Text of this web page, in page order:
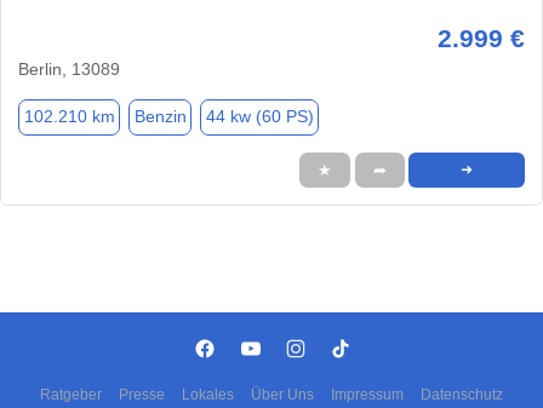
2.999 €
Berlin, 13089
102.210 km Benzin 44 kw (60 PS)
★ ➦ ➜
Ratgeber Presse Lokales Über Uns Impressum Datenschutz